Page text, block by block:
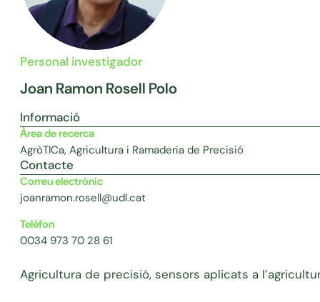
Personal investigador
Joan Ramon Rosell Polo
Informació
Àrea de recerca
AgròTICa, Agricultura i Ramaderia de Precisió
Contacte
Correu electrònic
joanramon.rosell@udl.cat
Telèfon
0034 973 70 28 61
Agricultura de precisió, sensors aplicats a